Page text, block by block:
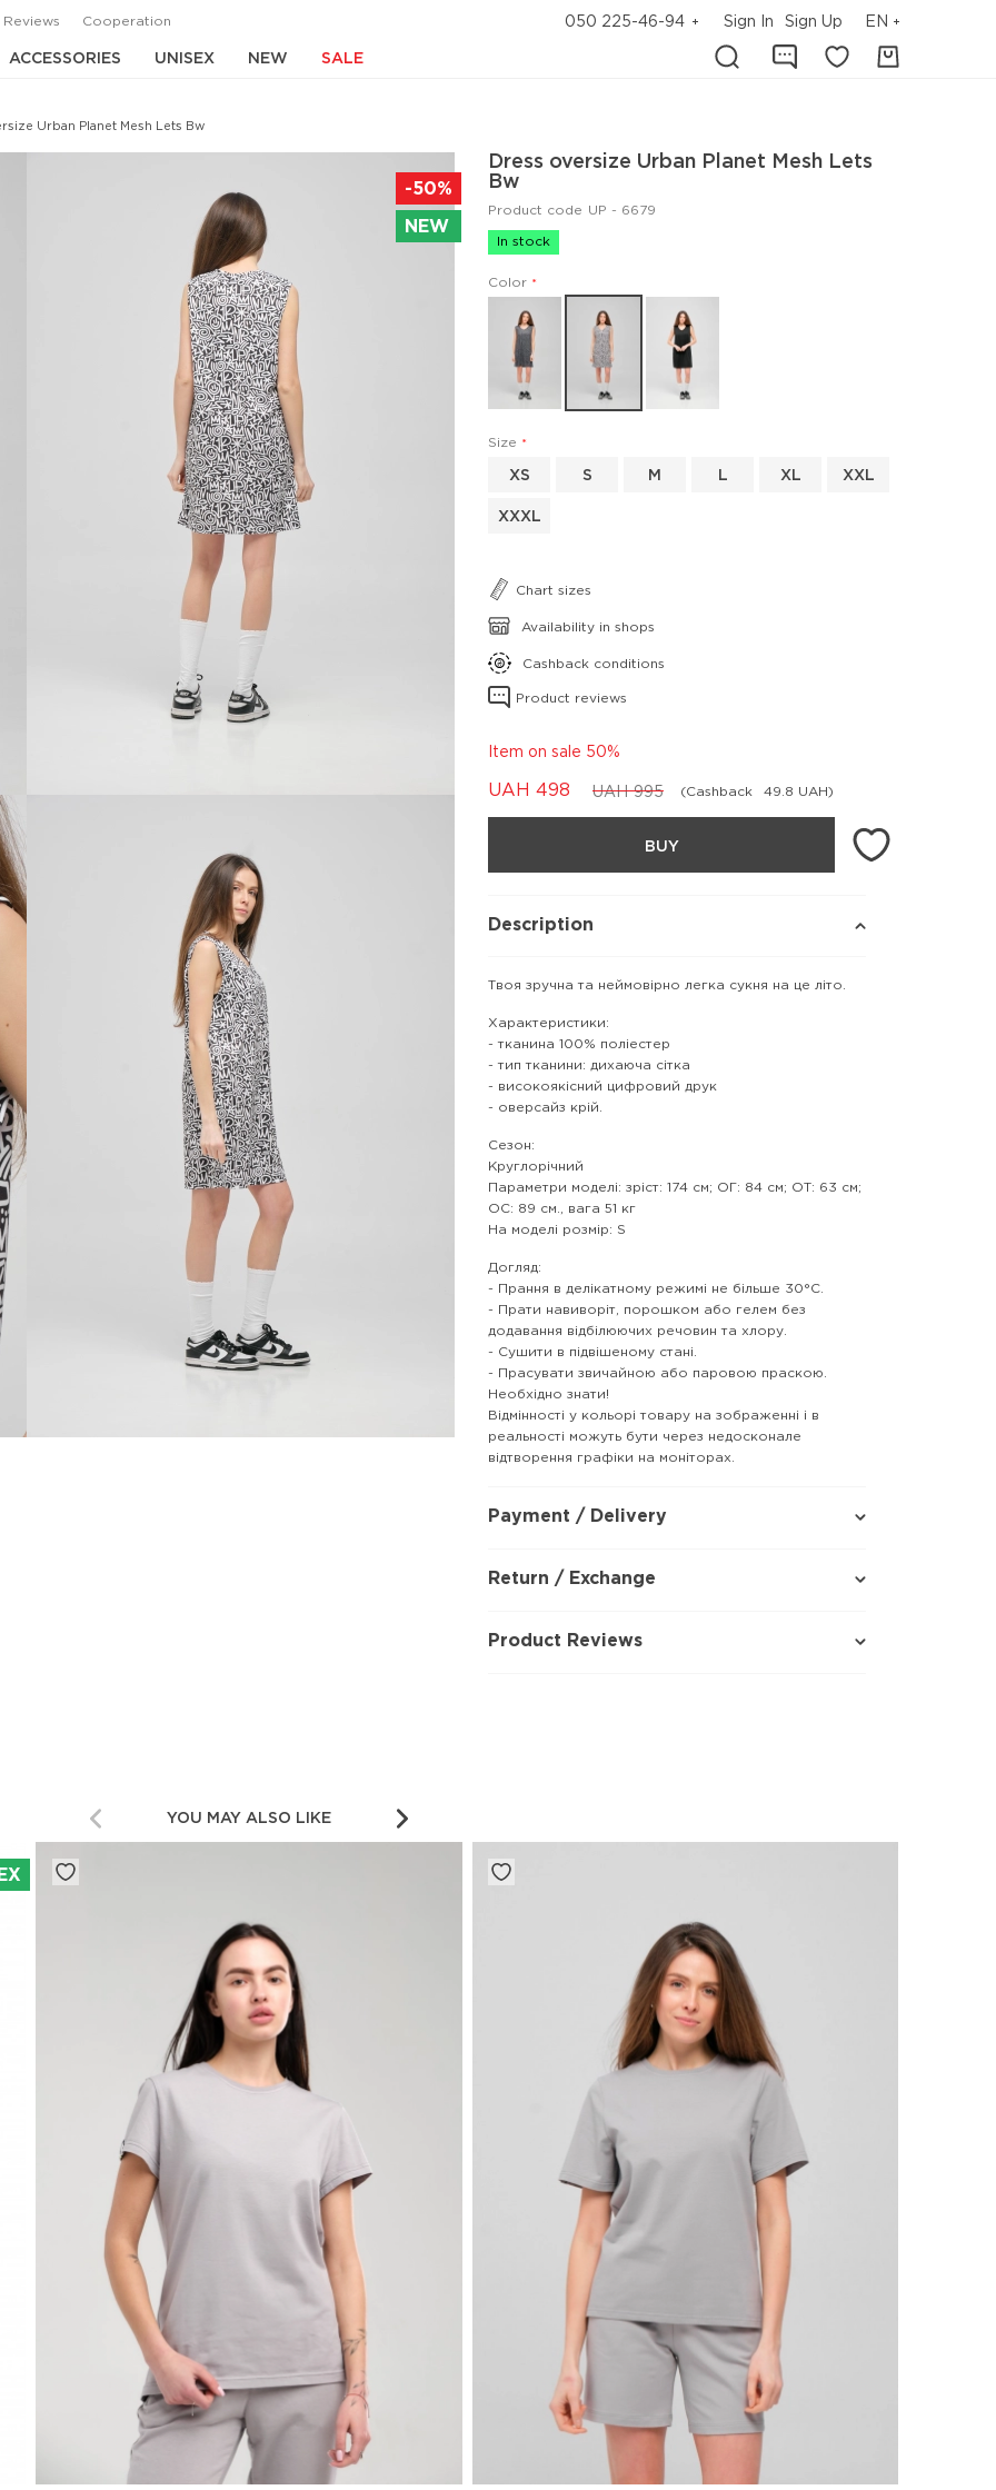
Reviews Cooperation 050 225-46-94 Sign In Sign Up EN
ACCESSORIES UNISEX NEW SALE
Urban Planet Mesh Lets Bw
-50%
NEW
Dress oversize Urban Planet Mesh Lets
Bw
Product code UP - 6679
In stock
Color
Size
XS S M L XL XXL
XXXL
Chart sizes
Availability in shops
Cashback conditions
Product reviews
Item on sale 50%
UAH 995
UAH 498 (Cashback 49.8 UAH)
BUY
Description
Твоя зручна та неймовірно легка сукня на це літо.
Характеристики:
- тканина 100% поліестер
- тип тканини: дихаюча сітка
- високоякісний цифровий друк
- оверсайз крій.
Сезон:
Круглорічний
Параметри моделі: зріст: 174 см; ОГ: 84 см; ОТ: 63 см;
ОС: 89 см., вага 51 кг
На моделі розмір: S
Догляд:
- Прання в делікатному режимі не більше 30°C.
- Прати навиворіт, порошком або гелем без
додавання відбілюючих речовин та хлору.
- Сушити в підвішеному стані.
- Прасувати звичайною або паровою праскою.
Необхідно знати!
Відмінності у кольорі товару на зображенні і в
реальності можуть бути через недосконале
відтворення графіки на моніторах.
Payment / Delivery
Return / Exchange
Product Reviews
YOU MAY ALSO LIKE